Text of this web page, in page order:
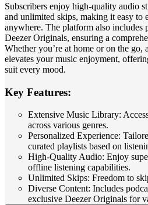
Subscribers enjoy high-quality audio
and unlimited skips, making it easy to
anywhere. The platform also includes
Deezer Originals, ensuring a
Whether you’re at home or on the go,
elevates your music enjoyment,
suit every mood.
Key Features:
Extensive Music Library:
across various genres.
Personalized Experience:
curated playlists based on
High-Quality Audio: Enjoy
offline listening capabilities.
Unlimited Skips: Freedom to
Diverse Content: Includes
exclusive Deezer Originals for